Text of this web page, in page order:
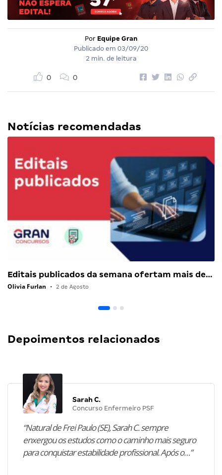
Por Equipe Gran
Publicado em 03/09/20
2 min. de leitura
0 0
Notícias recomendadas
Editais publicados da semana ofertam mais de…
Olivia Furlan • 2 de Agosto
Depoimentos relacionados
Sarah C.
Concurso Enfermeiro PSF
“Natural de Frei Paulo (SE), Sarah C. sempre
enxergou os estudos como o caminho mais seguro
para conquistar estabilidade profissional. Após o…”